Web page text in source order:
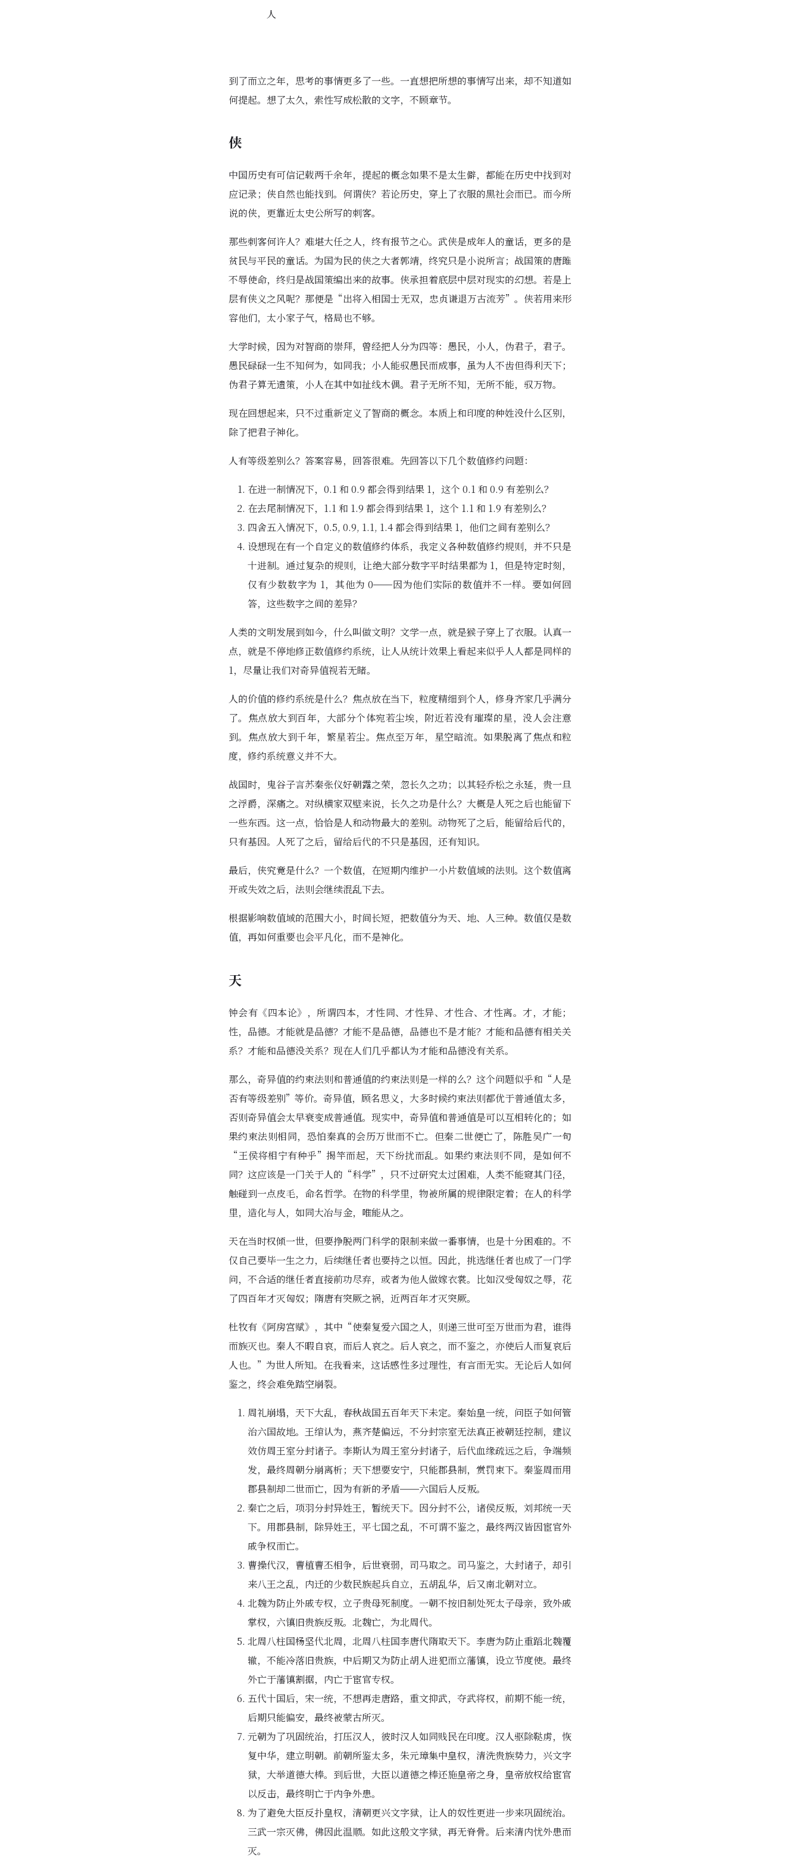
人
到了而立之年，思考的事情更多了一些。一直想把所想的事情写出来，却不知道如
何提起。想了太久，索性写成松散的文字，不顾章节。
侠
中国历史有可信记载两千余年，提起的概念如果不是太生僻，都能在历史中找到对
应记录；侠自然也能找到。何谓侠？若论历史，穿上了衣服的黑社会而已。而今所
说的侠，更靠近太史公所写的刺客。
那些刺客何许人？难堪大任之人，终有报节之心。武侠是成年人的童话，更多的是
贫民与平民的童话。为国为民的侠之大者郭靖，终究只是小说所言；战国策的唐雎
不辱使命，终归是战国策编出来的故事。侠承担着底层中层对现实的幻想。若是上
层有侠义之风呢？那便是“出将入相国士无双，忠贞谦退万古流芳”。侠若用来形
容他们，太小家子气，格局也不够。
大学时候，因为对智商的崇拜，曾经把人分为四等：愚民，小人，伪君子，君子。
愚民碌碌一生不知何为，如同我；小人能驭愚民而成事，虽为人不齿但得利天下；
伪君子算无遗策，小人在其中如扯线木偶。君子无所不知，无所不能，驭万物。
现在回想起来，只不过重新定义了智商的概念。本质上和印度的种姓没什么区别，
除了把君子神化。
人有等级差别么？答案容易，回答很难。先回答以下几个数值修约问题：
在进一制情况下，0.1 和 0.9 都会得到结果 1，这个 0.1 和 0.9 有差别么？
在去尾制情况下，1.1 和 1.9 都会得到结果 1，这个 1.1 和 1.9 有差别么？
四舍五入情况下，0.5, 0.9, 1.1, 1.4 都会得到结果 1，他们之间有差别么？
设想现在有一个自定义的数值修约体系，我定义各种数值修约规则，并不只是
十进制。通过复杂的规则，让绝大部分数字平时结果都为 1，但是特定时刻，
仅有少数数字为 1，其他为 0——因为他们实际的数值并不一样。要如何回
答，这些数字之间的差异？
人类的文明发展到如今，什么叫做文明？文学一点，就是猴子穿上了衣服。认真一
点，就是不停地修正数值修约系统，让人从统计效果上看起来似乎人人都是同样的
1，尽量让我们对奇异值视若无睹。
人的价值的修约系统是什么？焦点放在当下，粒度精细到个人，修身齐家几乎满分
了。焦点放大到百年，大部分个体宛若尘埃，附近若没有璀璨的星，没人会注意
到。焦点放大到千年，繁星若尘。焦点至万年，星空暗流。如果脱离了焦点和粒
度，修约系统意义并不大。
战国时，鬼谷子言苏秦张仪好朝露之荣，忽长久之功；以其轻乔松之永延，贵一旦
之浮爵，深痛之。对纵横家双壁来说，长久之功是什么？大概是人死之后也能留下
一些东西。这一点，恰恰是人和动物最大的差别。动物死了之后，能留给后代的，
只有基因。人死了之后，留给后代的不只是基因，还有知识。
最后，侠究竟是什么？一个数值，在短期内维护一小片数值域的法则。这个数值离
开或失效之后，法则会继续混乱下去。
根据影响数值域的范围大小，时间长短，把数值分为天、地、人三种。数值仅是数
值，再如何重要也会平凡化，而不是神化。
天
钟会有《四本论》，所谓四本，才性同、才性异、才性合、才性离。才，才能；
性，品德。才能就是品德？才能不是品德，品德也不是才能？才能和品德有相关关
系？才能和品德没关系？现在人们几乎都认为才能和品德没有关系。
那么，奇异值的约束法则和普通值的约束法则是一样的么？这个问题似乎和“人是
否有等级差别”等价。奇异值，顾名思义，大多时候约束法则都优于普通值太多，
否则奇异值会太早衰变成普通值。现实中，奇异值和普通值是可以互相转化的；如
果约束法则相同，恐怕秦真的会历万世而不亡。但秦二世便亡了，陈胜吴广一句
“王侯将相宁有种乎”揭竿而起，天下纷扰而乱。如果约束法则不同，是如何不
同？这应该是一门关于人的“科学”，只不过研究太过困难，人类不能窥其门径，
触碰到一点皮毛，命名哲学。在物的科学里，物被所属的规律限定着；在人的科学
里，造化与人，如同大冶与金，唯能从之。
天在当时权倾一世，但要挣脱两门科学的限制来做一番事情，也是十分困难的。不
仅自己要毕一生之力，后续继任者也要持之以恒。因此，挑选继任者也成了一门学
问，不合适的继任者直接前功尽弃，或者为他人做嫁衣裳。比如汉受匈奴之辱，花
了四百年才灭匈奴；隋唐有突厥之祸，近两百年才灭突厥。
杜牧有《阿房宫赋》，其中“使秦复爱六国之人，则递三世可至万世而为君，谁得
而族灭也。秦人不暇自哀，而后人哀之。后人哀之，而不鉴之，亦使后人而复哀后
人也。”为世人所知。在我看来，这话感性多过理性，有言而无实。无论后人如何
鉴之，终会难免踏空崩裂。
周礼崩塌，天下大乱，春秋战国五百年天下未定。秦始皇一统，问臣子如何管
治六国故地。王绾认为，燕齐楚偏远，不分封宗室无法真正被朝廷控制，建议
效仿周王室分封诸子。李斯认为周王室分封诸子，后代血缘疏远之后，争端频
发，最终周朝分崩离析；天下想要安宁，只能郡县制，赏罚束下。秦鉴周而用
郡县制却二世而亡，因为有新的矛盾——六国后人反叛。
秦亡之后，项羽分封异姓王，暂统天下。因分封不公，诸侯反叛，刘邦统一天
下。用郡县制，除异姓王，平七国之乱，不可谓不鉴之，最终两汉皆因宦官外
戚争权而亡。
曹操代汉，曹植曹丕相争，后世衰弱，司马取之。司马鉴之，大封诸子，却引
来八王之乱，内迁的少数民族起兵自立，五胡乱华，后又南北朝对立。
北魏为防止外戚专权，立子贵母死制度。一朝不按旧制处死太子母亲，致外戚
掌权，六镇旧贵族反叛。北魏亡，为北周代。
北周八柱国杨坚代北周，北周八柱国李唐代隋取天下。李唐为防止重蹈北魏覆
辙，不能冷落旧贵族，中后期又为防止胡人进犯而立藩镇，设立节度使。最终
外亡于藩镇割据，内亡于宦官专权。
五代十国后，宋一统，不想再走唐路，重文抑武，夺武将权，前期不能一统，
后期只能偏安，最终被蒙古所灭。
元朝为了巩固统治，打压汉人，彼时汉人如同贱民在印度。汉人驱除鞑虏，恢
复中华，建立明朝。前朝所鉴太多，朱元璋集中皇权，清洗贵族势力，兴文字
狱，大举道德大棒。到后世，大臣以道德之棒还施皇帝之身，皇帝放权给宦官
以反击，最终明亡于内争外患。
为了避免大臣反扑皇权，清朝更兴文字狱，让人的奴性更进一步来巩固统治。
三武一宗灭佛，佛因此温顺。如此这般文字狱，再无脊骨。后来清内忧外患而
灭。